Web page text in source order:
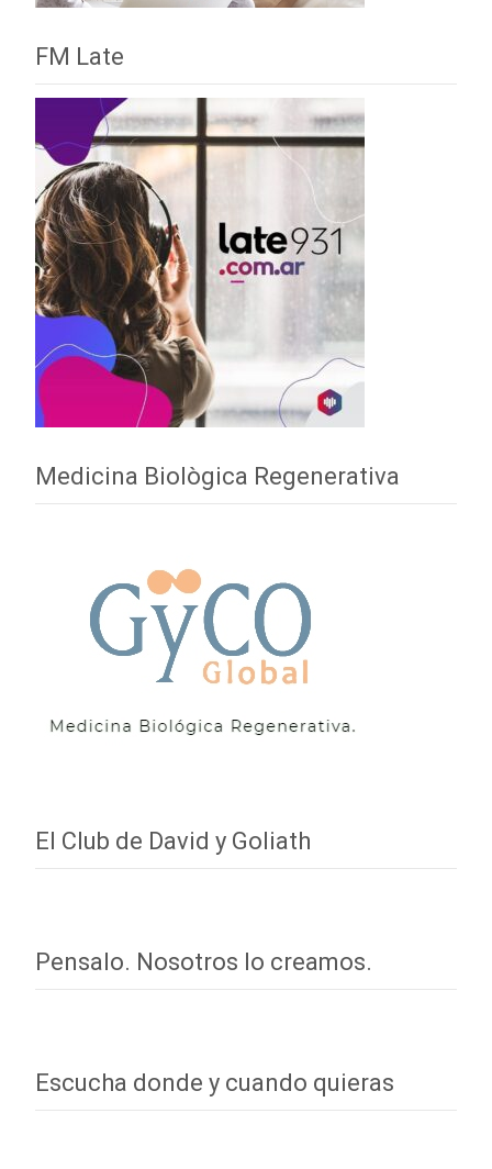
FM Late
Medicina Biològica Regenerativa
El Club de David y Goliath
Pensalo. Nosotros lo creamos.
Escucha donde y cuando quieras